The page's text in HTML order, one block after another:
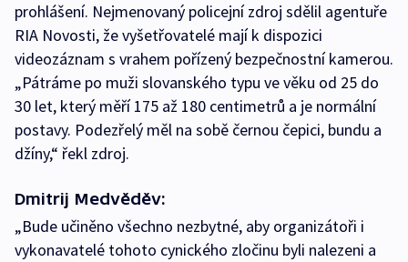
prohlášení. Nejmenovaný policejní zdroj sdělil agentuře
RIA Novosti, že vyšetřovatelé mají k dispozici
videozáznam s vrahem pořízený bezpečnostní kamerou.
„Pátráme po muži slovanského typu ve věku od 25 do
30 let, který měří 175 až 180 centimetrů a je normální
postavy. Podezřelý měl na sobě černou čepici, bundu a
džíny,“ řekl zdroj.
Dmitrij Medvěděv:
„Bude učiněno všechno nezbytné, aby organizátoři i
vykonavatelé tohoto cynického zločinu byli nalezeni a